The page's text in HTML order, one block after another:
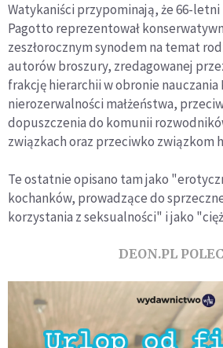
Watykaniści przypominają, że 66-
Pagotto reprezentował
zeszłorocznym synodem na temat
autorów broszury, zredagowanej
frakcję hierarchii w obronie nauczania
nierozerwalności małżeństwa,
dopuszczenia do komunii
związkach oraz przeciwko związkom
Te ostatnie opisano tam jako
kochanków, prowadzące do
korzystania z seksualności" i jako
DEON.PL